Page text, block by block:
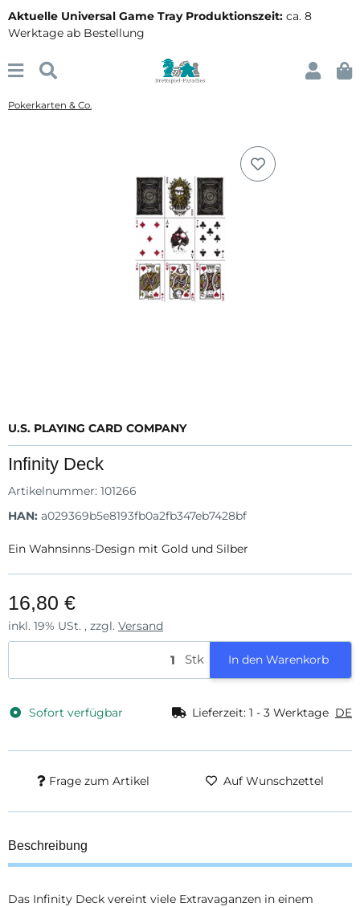
Aktuelle Universal Game Tray Produktionszeit: ca. 8
Werktage ab Bestellung
Pokerkarten & Co.
U.S. PLAYING CARD COMPANY
Infinity Deck
Artikelnummer: 101266
HAN: a029369b5e8193fb0a2fb347eb7428bf
Ein Wahnsinns-Design mit Gold und Silber
16,80 €
inkl. 19% USt. , zzgl. Versand
Stk In den Warenkorb
Sofort verfügbar Lieferzeit: 1 - 3 Werktage DE
Frage zum Artikel Auf Wunschzettel
Beschreibung
Das Infinity Deck vereint viele Extravaganzen in einem